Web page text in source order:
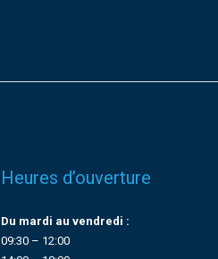
Heures d’ouverture
Du mardi au vendredi :
09:30 – 12:00